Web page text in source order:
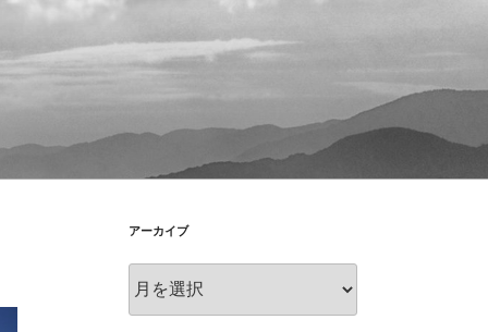
アーカイブ
ー